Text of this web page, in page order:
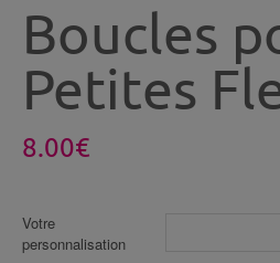
Boucles
Petites
8.00€
Votre
personnalisation